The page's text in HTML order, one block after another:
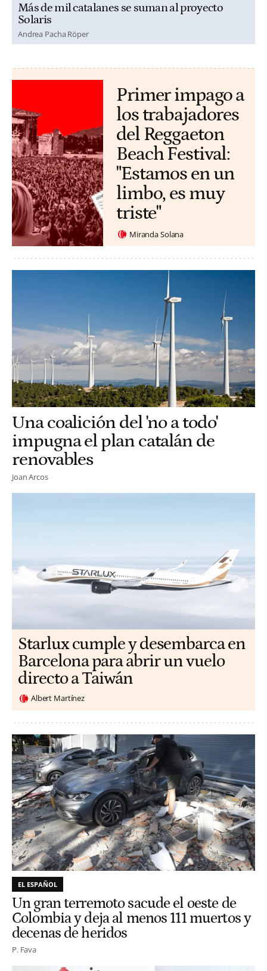
Más de mil catalanes se suman al proyecto
Solaris
Andrea Pacha Röper
Primer impago a
los trabajadores
del Reggaeton
Beach Festival:
"Estamos en un
limbo, es muy
triste"
Miranda Solana
Una coalición del 'no a todo'
impugna el plan catalán de
renovables
Joan Arcos
Starlux cumple y desembarca en
Barcelona para abrir un vuelo
directo a Taiwán
Albert Martínez
EL ESPAÑOL
Un gran terremoto sacude el oeste de
Colombia y deja al menos 111 muertos y
decenas de heridos
P. Fava